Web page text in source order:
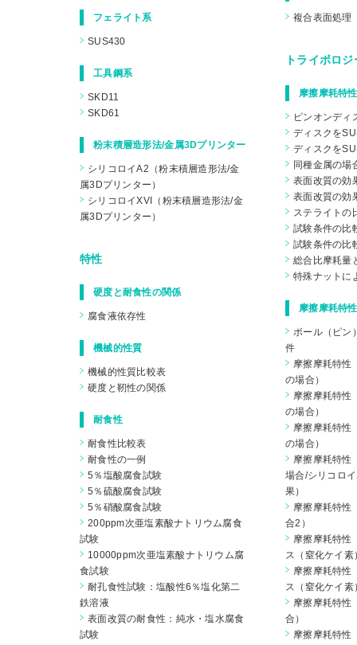
フェライト系
SUS430
工具鋼系
SKD11
SKD61
粉末積層造形法/金属3Dプリンター
シリコロイA2（粉末積層造形法/金
属3Dプリンター）
シリコロイXVI（粉末積層造形法/金
属3Dプリンター）
特性
硬度と耐食性の関係
腐食液依存性
機械的性質
機械的性質比較表
硬度と靭性の関係
耐食性
耐食性比較表
耐食性の一例
5％塩酸腐食試験
5％硫酸腐食試験
5％硝酸腐食試験
200ppm次亜塩素酸ナトリウム腐食
試験
10000ppm次亜塩素酸ナトリウム腐
食試験
耐孔食性試験：塩酸性6％塩化第二
鉄溶液
表面改質の耐食性：純水・塩水腐食
試験
複合表面処理
トライボロジ
摩擦摩耗特
ピンオンディ
ディスクを
ディスクを
同種金属の場
表面改質の効
表面改質の効
ステライトの
試験条件の比
試験条件の比
総合比摩耗量
特殊ナットに
摩擦摩耗特
ボール（ピン
件
摩擦摩耗特性
の場合）
摩擦摩耗特性
の場合）
摩擦摩耗特性
の場合）
摩擦摩耗特性
場合/シリコロ
果）
摩擦摩耗特性
合2）
摩擦摩耗特性
ス（窒化ケイ素
摩擦摩耗特性
ス（窒化ケイ
摩擦摩耗特性
合）
摩擦摩耗特性